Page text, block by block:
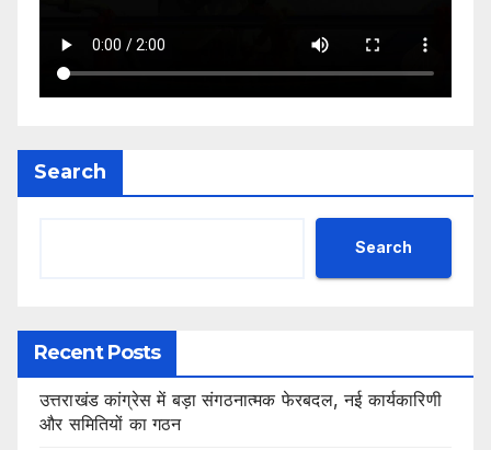
Search
Search
Recent Posts
उत्तराखंड कांग्रेस में बड़ा संगठनात्मक फेरबदल, नई कार्यकारिणी
और समितियों का गठन